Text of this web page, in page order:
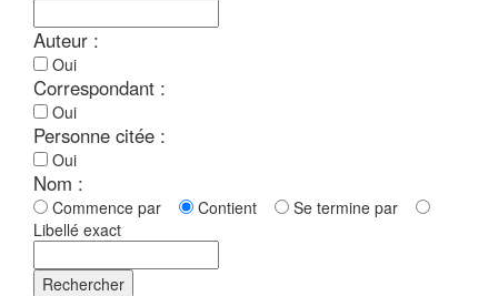
Auteur :
Oui
Correspondant :
Oui
Personne citée :
Oui
Nom :
Commence par Contient
Se termine par
Libellé exact
Rechercher